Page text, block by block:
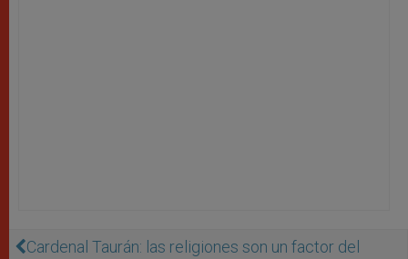
Cardenal Taurán: las religiones son un factor del